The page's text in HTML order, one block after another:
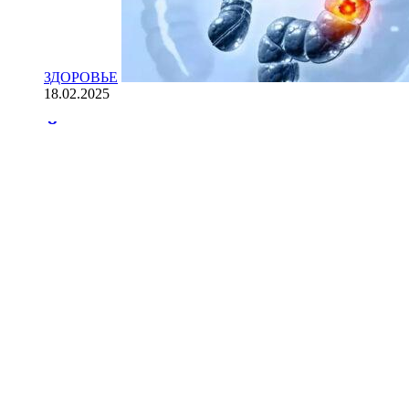
ЗДОРОВЬЕ
18.02.2025
Йогурт против рака: научные